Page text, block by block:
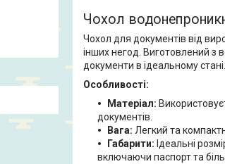
Чохол
Чохол для документів від
інших негод. Виготовлений з
документи в ідеальному стані.
Особливості:
Матеріал:
документів.
Вага: Легкий та
Габарити: Ідеальні
включаючи паспорт та